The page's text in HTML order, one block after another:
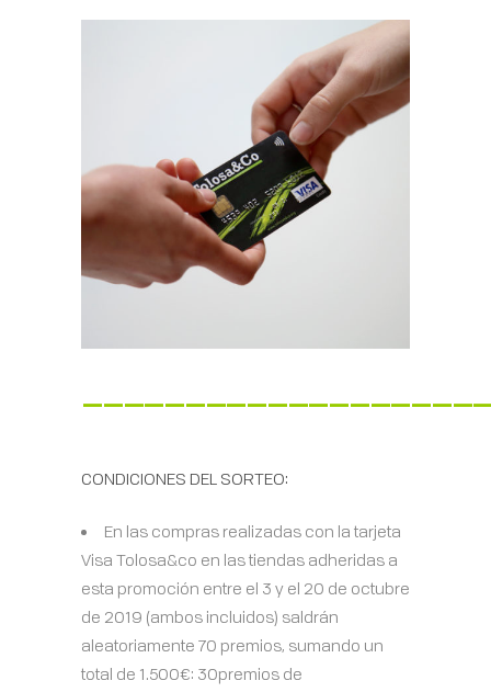
CONDICIONES DEL SORTEO:
En las compras realizadas con la tarjeta
Visa Tolosa&co en las tiendas adheridas a
esta promoción entre el 3 y el 20 de octubre
de 2019 (ambos incluidos) saldrán
aleatoriamente 70 premios, sumando un
total de 1.500€: 30premios de